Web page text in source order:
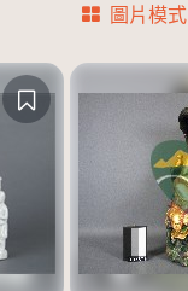
圖片模式